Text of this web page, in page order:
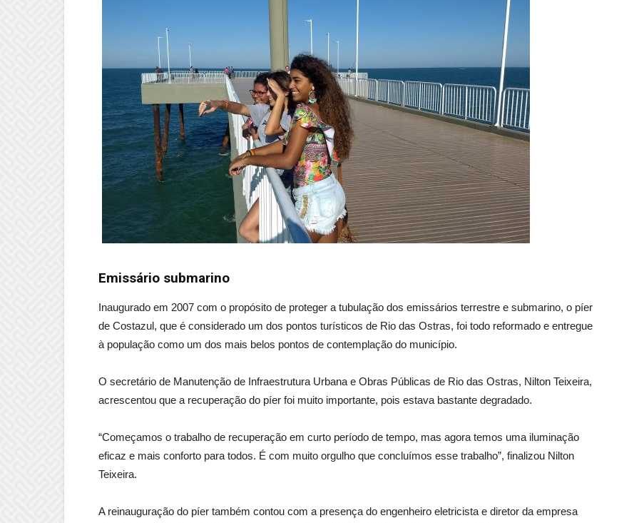
Emissário submarino
Inaugurado em 2007 com o propósito de proteger a tubulação dos emissários terrestre e submarino, o píer
de Costazul, que é considerado um dos pontos turísticos de Rio das Ostras, foi todo reformado e entregue
à população como um dos mais belos pontos de contemplação do município.
O secretário de Manutenção de Infraestrutura Urbana e Obras Públicas de Rio das Ostras, Nilton Teixeira,
acrescentou que a recuperação do píer foi muito importante, pois estava bastante degradado.
“Começamos o trabalho de recuperação em curto período de tempo, mas agora temos uma iluminação
eficaz e mais conforto para todos. É com muito orgulho que concluímos esse trabalho”, finalizou Nilton
Teixeira.
A reinauguração do píer também contou com a presença do engenheiro eletricista e diretor da empresa